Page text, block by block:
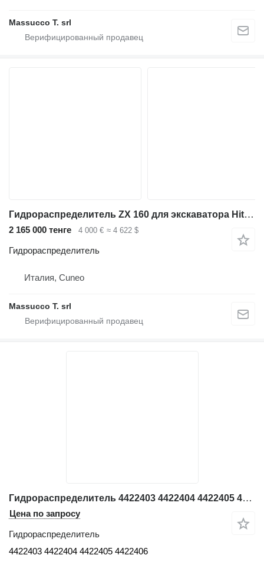
Massucco T. srl
Гидрораспределитель ZX 160 для экскаватора Hitachi
2 165 000 тенге 4 000 € ≈ 4 622 $
Гидрораспределитель
Италия, Cuneo
Massucco T. srl
Гидрораспределитель 4422403 4422404 4422405 4422406 для экскаватора Hitachi EX3600
Цена по запросу
Гидрораспределитель
4422403 4422404 4422405 4422406